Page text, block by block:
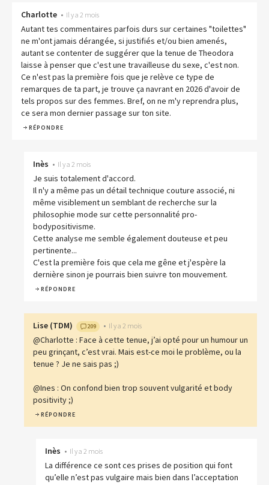
Charlotte • Il y a 2 mois
Autant tes commentaires parfois durs sur certaines "toilettes"
ne m'ont jamais dérangée, si justifiés et/ou bien amenés,
autant se contenter de suggérer que la tenue de Theodora
laisse à penser que c'est une travailleuse du sexe, c'est non.
Ce n'est pas la première fois que je relève ce type de
remarques de ta part, je trouve ça navrant en 2026 d'avoir de
tels propos sur des femmes. Bref, on ne m'y reprendra plus,
ce sera mon dernier passage sur ton site.
RÉPONDRE
Inès • Il y a 2 mois
Je suis totalement d'accord.
Il n'y a même pas un détail technique couture associé, ni
même visiblement un semblant de recherche sur la
philosophie mode sur cette personnalité pro-
bodypositivisme.
Cette analyse me semble également douteuse et peu
pertinente...
C'est la première fois que cela me gêne et j'espère la
dernière sinon je pourrais bien suivre ton mouvement.
RÉPONDRE
Lise (TDM) 209 • Il y a 2 mois
@Charlotte : Face à cette tenue, j’ai opté pour un humour un
peu grinçant, c’est vrai. Mais est-ce moi le problème, ou la
tenue ? Je ne sais pas ;)
@Ines : On confond bien trop souvent vulgarité et body
positivity ;)
RÉPONDRE
Inès • Il y a 2 mois
La différence ce sont ces prises de position qui font
qu’elle n’est pas vulgaire mais bien dans l’acceptation